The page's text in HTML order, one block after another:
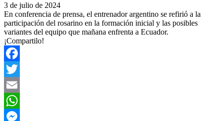
3 de julio de 2024
En conferencia de prensa, el entrenador argentino se refirió a la
participación del rosarino en la formación inicial y las posibles
variantes del equipo que mañana enfrenta a Ecuador.
¡Compartilo!
Facebook
Twitter
Email
WhatsApp